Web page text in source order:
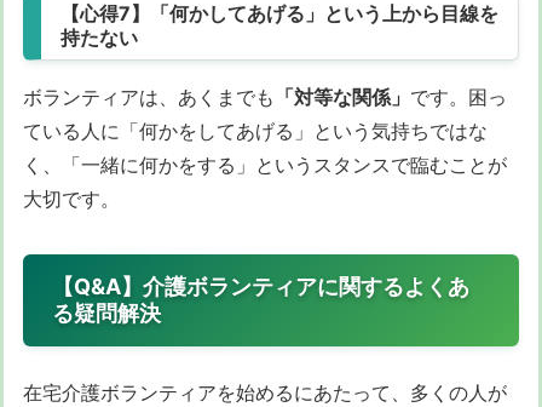
【心得7】「何かしてあげる」という上から目線を
持たない
ボランティアは、あくまでも 「対等な関係」 です。困っ
ている人に「何かをしてあげる」という気持ちではな
く、「一緒に何かをする」というスタンスで臨むことが
大切です。
【Q&A】介護ボランティアに関するよくあ
る疑問解決
在宅介護ボランティアを始めるにあたって、多くの人が